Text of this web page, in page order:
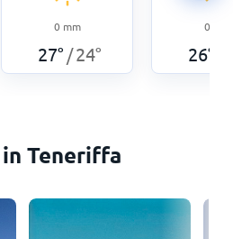
0 mm
27° /24°
0
26°
Teneriffa